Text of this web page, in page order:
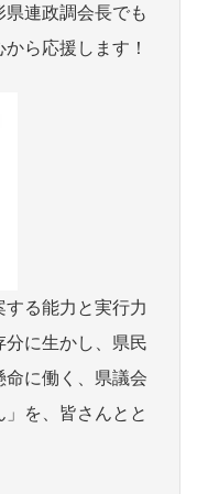
連政調会長でも
ら応援します！
る能力と実行力
分に生かし、県民
に働く、県議会
を、皆さんとと